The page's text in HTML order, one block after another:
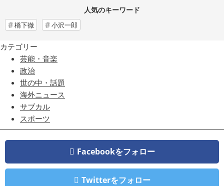
人気のキーワード
橋下徹 小沢一郎
カテゴリー
芸能・音楽
政治
世の中・話題
海外ニュース
サブカル
スポーツ
Facebookをフォロー
Twitterをフォロー